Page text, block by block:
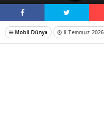
Mobil Dünya 8 Temmuz 2026